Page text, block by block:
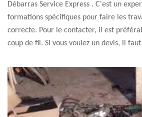
Débarras Service Express . C'est un
formations spécifiques pour faire les
correcte. Pour le contacter, il est
coup de fil. Si vous voulez un devis, il